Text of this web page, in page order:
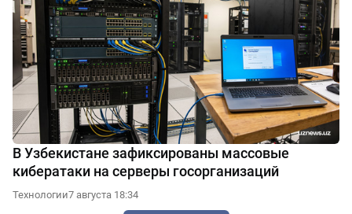
В Узбекистане зафиксированы массовые
кибератаки на серверы госорганизаций
Технологии7 августа 18:34